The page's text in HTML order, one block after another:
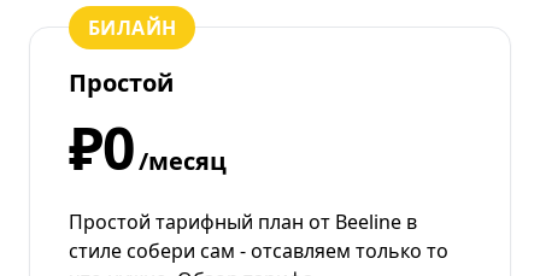
БИЛАЙН
Простой
₽0/месяц
Простой тарифный план от Beeline в
стиле собери сам - отсавляем только то